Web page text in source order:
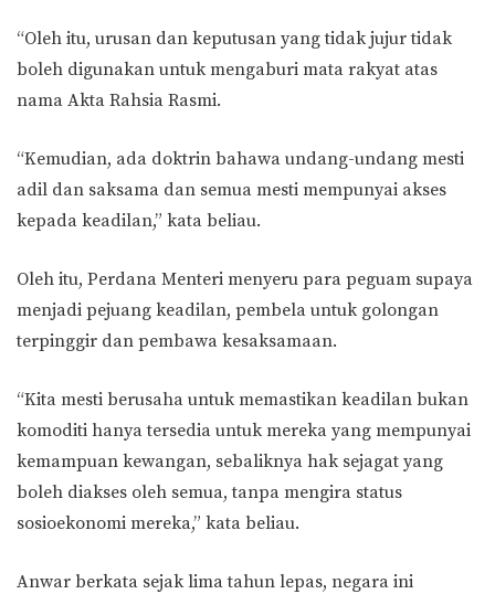
“Oleh itu, urusan dan keputusan yang tidak jujur tidak
boleh digunakan untuk mengaburi mata rakyat atas
nama Akta Rahsia Rasmi.
“Kemudian, ada doktrin bahawa undang-undang mesti
adil dan saksama dan semua mesti mempunyai akses
kepada keadilan,” kata beliau.
Oleh itu, Perdana Menteri menyeru para peguam supaya
menjadi pejuang keadilan, pembela untuk golongan
terpinggir dan pembawa kesaksamaan.
“Kita mesti berusaha untuk memastikan keadilan bukan
komoditi hanya tersedia untuk mereka yang mempunyai
kemampuan kewangan, sebaliknya hak sejagat yang
boleh diakses oleh semua, tanpa mengira status
sosioekonomi mereka,” kata beliau.
Anwar berkata sejak lima tahun lepas, negara ini